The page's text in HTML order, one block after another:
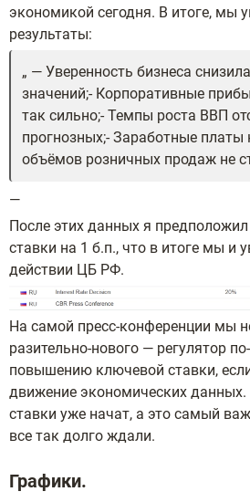
экономикой сегодня. В итоге, мы
результаты:
— Уверенность бизнеса
значений;- Корпоративные
так сильно;- Темпы роста ВВП
прогнозных;- Заработные платы
объёмов розничных продаж не
—
После этих данных я
ставки на 1 б.п., что в итоге мы и
действии ЦБ РФ.
На самой пресс-конференции мы
разительно-нового — регулятор
повышению ключевой ставки,
движение экономических
ставки уже начат, а это самый
все так долго ждали.
Графики.